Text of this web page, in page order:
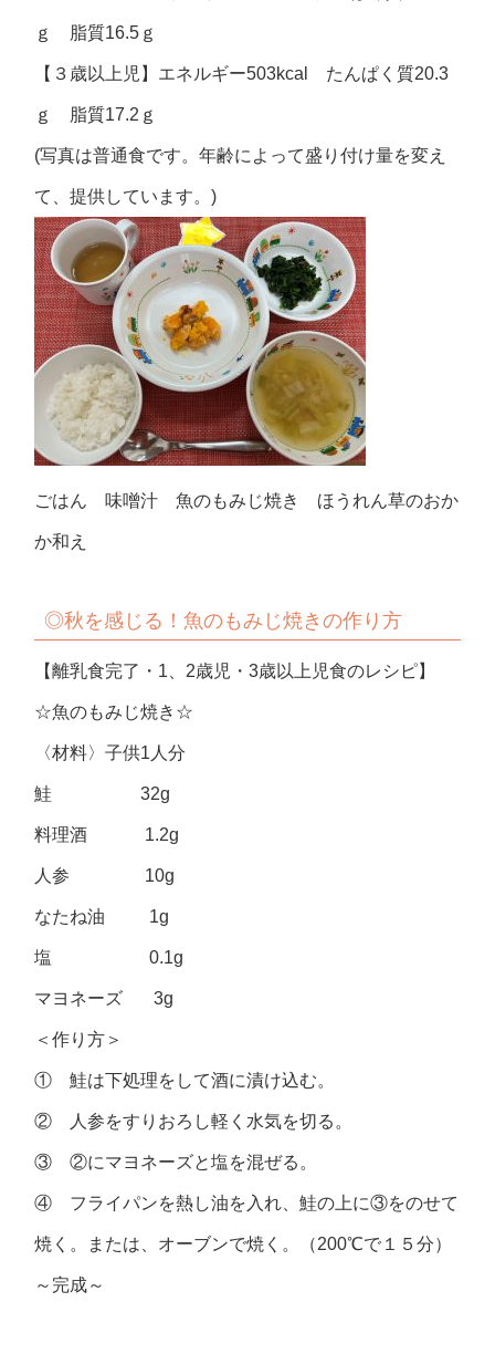
ｇ 脂質16.5ｇ
【３歳以上児】エネルギー503kcal たんぱく質20.3
ｇ 脂質17.2ｇ
(写真は普通食です。年齢によって盛り付け量を変え
て、提供しています。)
ごはん 味噌汁 魚のもみじ焼き ほうれん草のおか
か和え
◎秋を感じる！魚のもみじ焼きの作り方
【離乳食完了・1、2歳児・3歳以上児食のレシピ】
☆魚のもみじ焼き☆
〈材料〉子供1人分
鮭 32g
料理酒 1.2g
人参 10g
なたね油 1g
塩 0.1g
マヨネーズ 3g
＜作り方＞
① 鮭は下処理をして酒に漬け込む。
② 人参をすりおろし軽く水気を切る。
③ ②にマヨネーズと塩を混ぜる。
④ フライパンを熱し油を入れ、鮭の上に③をのせて
焼く。または、オーブンで焼く。（200℃で１５分）
～完成～